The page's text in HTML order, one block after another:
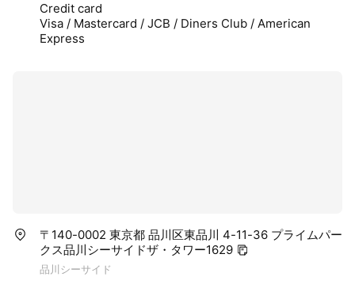
Credit card
Visa / Mastercard / JCB / Diners Club / American
Express
〒140-0002 東京都 品川区東品川 4-11-36 プライムパー
クス品川シーサイドザ・タワー1629
品川シーサイド